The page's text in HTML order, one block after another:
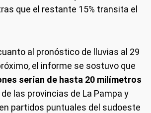
que el restante 15% transita el
al pronóstico de lluvias al 29
el informe se sostuvo que
serían de hasta 20 milímetros
las provincias de La Pampa y
partidos puntuales del sudoeste